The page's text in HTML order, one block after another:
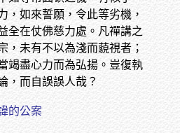
，如來誓願，令此等劣機，
全在仗佛慈力處。凡禪講之
，未有不以為淺而藐視者；
竭盡心力而為弘揚。豈復執
，而自誤誤人哉？
的公案